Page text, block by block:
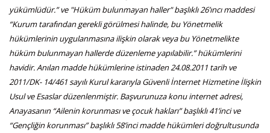
yükümlüdür.” ve "Hüküm bulunmayan haller" başlıklı 26’ıncı maddesi
“Kurum tarafından gerekli görülmesi halinde, bu Yönetmelik
hükümlerinin uygulanmasına ilişkin olarak veya bu Yönetmelikte
hüküm bulunmayan hallerde düzenleme yapılabilir.” hükümlerini
havidir. Anılan madde hükümlerine istinaden 24.08.2011 tarih ve
2011/DK- 14/461 sayılı Kurul kararıyla Güvenli İnternet Hizmetine İlişkin
Usul ve Esaslar düzenlenmiştir. Başvurunuza konu internet adresi,
Anayasanın “Ailenin korunması ve çocuk hakları” başlıklı 41’inci ve
“Gençliğin korunması” başlıklı 58’inci madde hükümleri doğrultusunda